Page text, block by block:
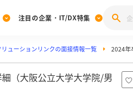
[27卒] 本選考体験記投稿キャンペーン
みんなのDX企業就職ブランド調査
注目の企業・IT/DX特集
リューションリンクの面接情報一覧 2024年
（大阪公立大学大学院/男